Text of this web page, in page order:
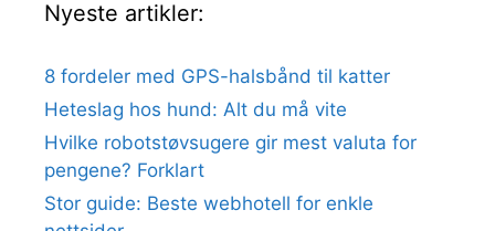
Nyeste artikler:
8 fordeler med GPS-halsbånd til katter
Heteslag hos hund: Alt du må vite
Hvilke robotstøvsugere gir mest valuta for
pengene? Forklart
Stor guide: Beste webhotell for enkle